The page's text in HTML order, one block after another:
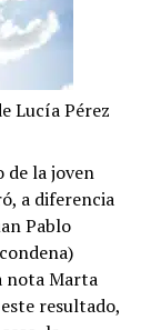
Lucía Pérez
de la joven
a diferencia
Pablo
nota Marta
resultado,